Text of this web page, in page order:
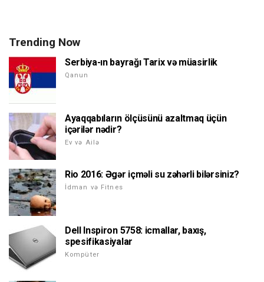
Trending Now
Serbiya-ın bayrağı Tarix və müasirlik
Qanun
Ayaqqabıların ölçüsünü azaltmaq üçün
içərilər nədir?
Ev və Ailə
Rio 2016: Əgər içməli su zəhərli bilərsiniz?
İdman və Fitnes
Dell Inspiron 5758: icmallar, baxış,
spesifikasiyalar
Kompüter